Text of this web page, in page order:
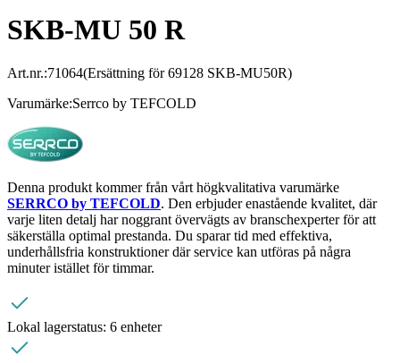
SKB-MU 50 R
Art.nr.:71064(Ersättning för 69128 SKB-MU50R)
Varumärke:Serrco by TEFCOLD
Denna produkt kommer från vårt högkvalitativa varumärke
SERRCO by TEFCOLD. Den erbjuder enastående kvalitet, där
varje liten detalj har noggrant övervägts av branschexperter för att
säkerställa optimal prestanda. Du sparar tid med effektiva,
underhållsfria konstruktioner där service kan utföras på några
minuter istället för timmar.
Lokal lagerstatus: 6 enheter